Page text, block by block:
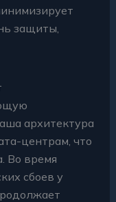
защиты,
архитектура
центрам, что
Во время
сбоев у